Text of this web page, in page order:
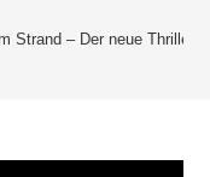
Strand – Der neue Thriller